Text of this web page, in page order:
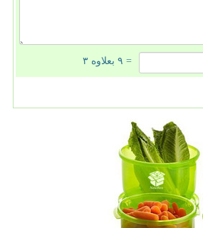
= ۹ بعلاوه ۳